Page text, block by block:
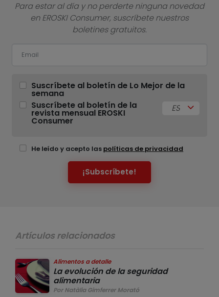
Para estar al día y no perderte ninguna novedad
en EROSKI Consumer, suscríbete nuestros
boletines gratuitos.
Suscríbete al boletín de Lo Mejor de la
semana
Suscríbete al boletín de la
revista mensual EROSKI
Consumer
ES
He leído y acepto las políticas de privacidad
¡Subscríbete!
Artículos relacionados
Alimentos a detalle
La evolución de la seguridad
alimentaria
Por Natàlia Gimferrer Morató